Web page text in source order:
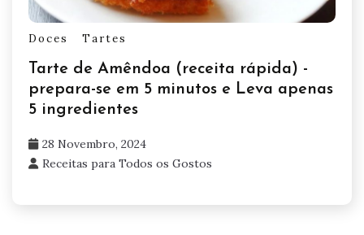
Doces Tartes
Tarte de Amêndoa (receita rápida) -
prepara-se em 5 minutos e Leva apenas
5 ingredientes
28 Novembro, 2024
Receitas para Todos os Gostos